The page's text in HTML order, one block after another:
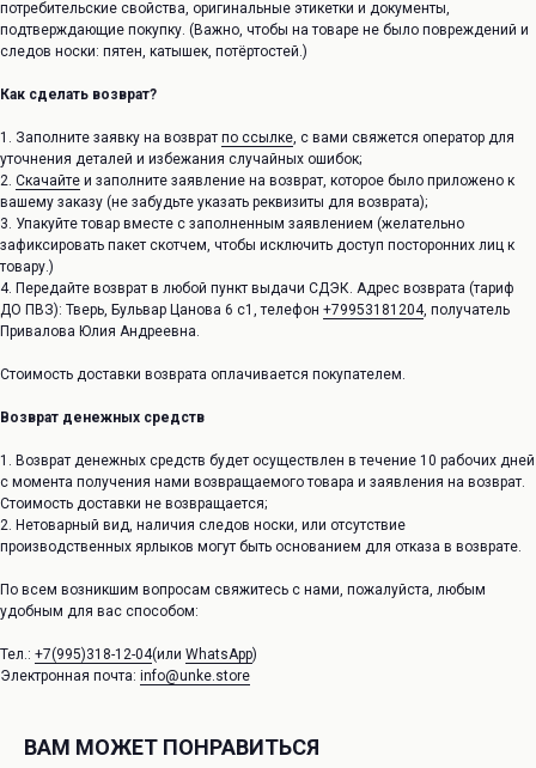
потребительские свойства, оригинальные этикетки и документы,
подтверждающие покупку. (Важно, чтобы на товаре не было повреждений и
следов носки: пятен, катышек, потёртостей.)
Как сделать возврат?
1. Заполните заявку на возврат по ссылке, с вами свяжется оператор для
уточнения деталей и избежания случайных ошибок;
2. Скачайте и заполните заявление на возврат, которое было приложено к
вашему заказу (не забудьте указать реквизиты для возврата);
3. Упакуйте товар вместе с заполненным заявлением (желательно
зафиксировать пакет скотчем, чтобы исключить доступ посторонних лиц к
товару.)
4. Передайте возврат в любой пункт выдачи СДЭК. Адрес возврата (тариф
ДО ПВЗ): Тверь, Бульвар Цанова 6 с1, телефон +79953181204, получатель
Привалова Юлия Андреевна.
Стоимость доставки возврата оплачивается покупателем.
Возврат денежных средств
1. Возврат денежных средств будет осуществлен в течение 10 рабочих дней
с момента получения нами возвращаемого товара и заявления на возврат.
Стоимость доставки не возвращается;
2. Нетоварный вид, наличия следов носки, или отсутствие
производственных ярлыков могут быть основанием для отказа в возврате.
По всем возникшим вопросам свяжитесь с нами, пожалуйста, любым
удобным для вас способом:
Тел.: +7(995)318-12-04(или WhatsApp)
Электронная почта: info@unke.store
ВАМ МОЖЕТ ПОНРАВИТЬСЯ